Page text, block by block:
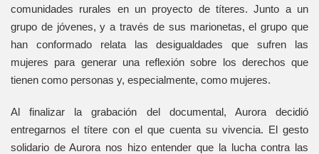
comunidades rurales en un proyecto de títeres. Junto a un
grupo de jóvenes, y a través de sus marionetas, el grupo que
han conformado relata las desigualdades que sufren las
mujeres para generar una reflexión sobre los derechos que
tienen como personas y, especialmente, como mujeres.
Al finalizar la grabación del documental, Aurora decidió
entregarnos el títere con el que cuenta su vivencia. El gesto
solidario de Aurora nos hizo entender que la lucha contra las